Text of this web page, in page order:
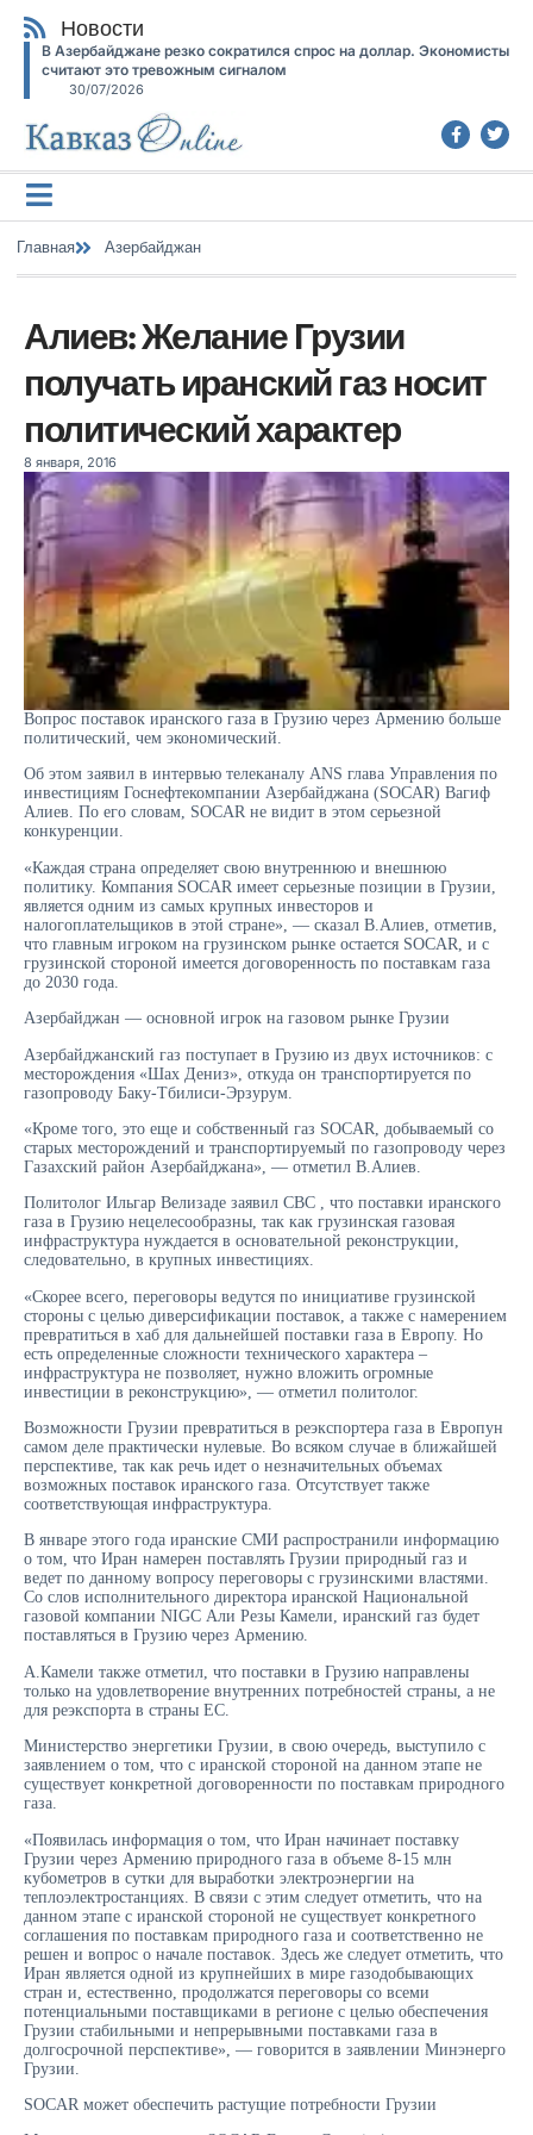
Новости
В Азербайджане резко сократился спрос на доллар. Экономисты
считают это тревожным сигналом
30/07/2026
Главная Азербайджан
Алиев: Желание Грузии
получать иранский газ носит
политический характер
8 января, 2016
Вопрос поставок иранского газа в Грузию через Армению больше
политический, чем экономический.
Об этом заявил в интервью телеканалу ANS глава Управления по
инвестициям Госнефтекомпании Азербайджана (SOCAR) Вагиф
Алиев. По его словам, SOCAR не видит в этом серьезной
конкуренции.
«Каждая страна определяет свою внутреннюю и внешнюю
политику. Компания SOCAR имеет серьезные позиции в Грузии,
является одним из самых крупных инвесторов и
налогоплательщиков в этой стране», — сказал В.Алиев, отметив,
что главным игроком на грузинском рынке остается SOCAR, и с
грузинской стороной имеется договоренность по поставкам газа
до 2030 года.
Азербайджан — основной игрок на газовом рынке Грузии
Азербайджанский газ поступает в Грузию из двух источников: с
месторождения «Шах Дениз», откуда он транспортируется по
газопроводу Баку-Тбилиси-Эрзурум.
«Кроме того, это еще и собственный газ SOCAR, добываемый со
старых месторождений и транспортируемый по газопроводу через
Газахский район Азербайджана», — отметил В.Алиев.
Политолог Ильгар Велизаде заявил CBC , что поставки иранского
газа в Грузию нецелесообразны, так как грузинская газовая
инфраструктура нуждается в основательной реконструкции,
следовательно, в крупных инвестициях.
«Скорее всего, переговоры ведутся по инициативе грузинской
стороны с целью диверсификации поставок, а также с намерением
превратиться в хаб для дальнейшей поставки газа в Европу. Но
есть определенные сложности технического характера –
инфраструктура не позволяет, нужно вложить огромные
инвестиции в реконструкцию», — отметил политолог.
Возможности Грузии превратиться в реэкспортера газа в Европун
самом деле практически нулевые. Во всяком случае в ближайшей
перспективе, так как речь идет о незначительных объемах
возможных поставок иранского газа. Отсутствует также
соответствующая инфраструктура.
В январе этого года иранские СМИ распространили информацию
о том, что Иран намерен поставлять Грузии природный газ и
ведет по данному вопросу переговоры с грузинскими властями.
Со слов исполнительного директора иранской Национальной
газовой компании NIGC Али Резы Камели, иранский газ будет
поставляться в Грузию через Армению.
А.Камели также отметил, что поставки в Грузию направлены
только на удовлетворение внутренних потребностей страны, а не
для реэкспорта в страны ЕС.
Министерство энергетики Грузии, в свою очередь, выступило с
заявлением о том, что с иранской стороной на данном этапе не
существует конкретной договоренности по поставкам природного
газа.
«Появилась информация о том, что Иран начинает поставку
Грузии через Армению природного газа в объеме 8-15 млн
кубометров в сутки для выработки электроэнергии на
теплоэлектростанциях. В связи с этим следует отметить, что на
данном этапе с иранской стороной не существует конкретного
соглашения по поставкам природного газа и соответственно не
решен и вопрос о начале поставок. Здесь же следует отметить, что
Иран является одной из крупнейших в мире газодобывающих
стран и, естественно, продолжатся переговоры со всеми
потенциальными поставщиками в регионе с целью обеспечения
Грузии стабильными и непрерывными поставками газа в
долгосрочной перспективе», — говорится в заявлении Минэнерго
Грузии.
SOCAR может обеспечить растущие потребности Грузии